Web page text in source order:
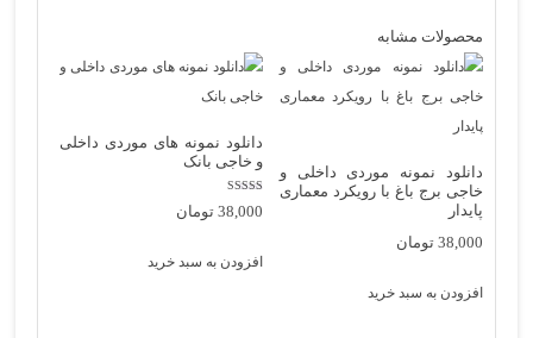
محصولات مشابه
دانلود نمونه موردی داخلی و
خاجی برج باغ با رویکرد معماری
پایدار
38,000 تومان
افزودن به سبد خرید
دانلود نمونه های موردی داخلی
و خاجی بانک
نمره
5.00
38,000 تومان
افزودن به سبد خرید